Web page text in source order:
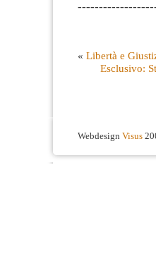
« Libertà e
Esclusivo:
Webdesign Visus